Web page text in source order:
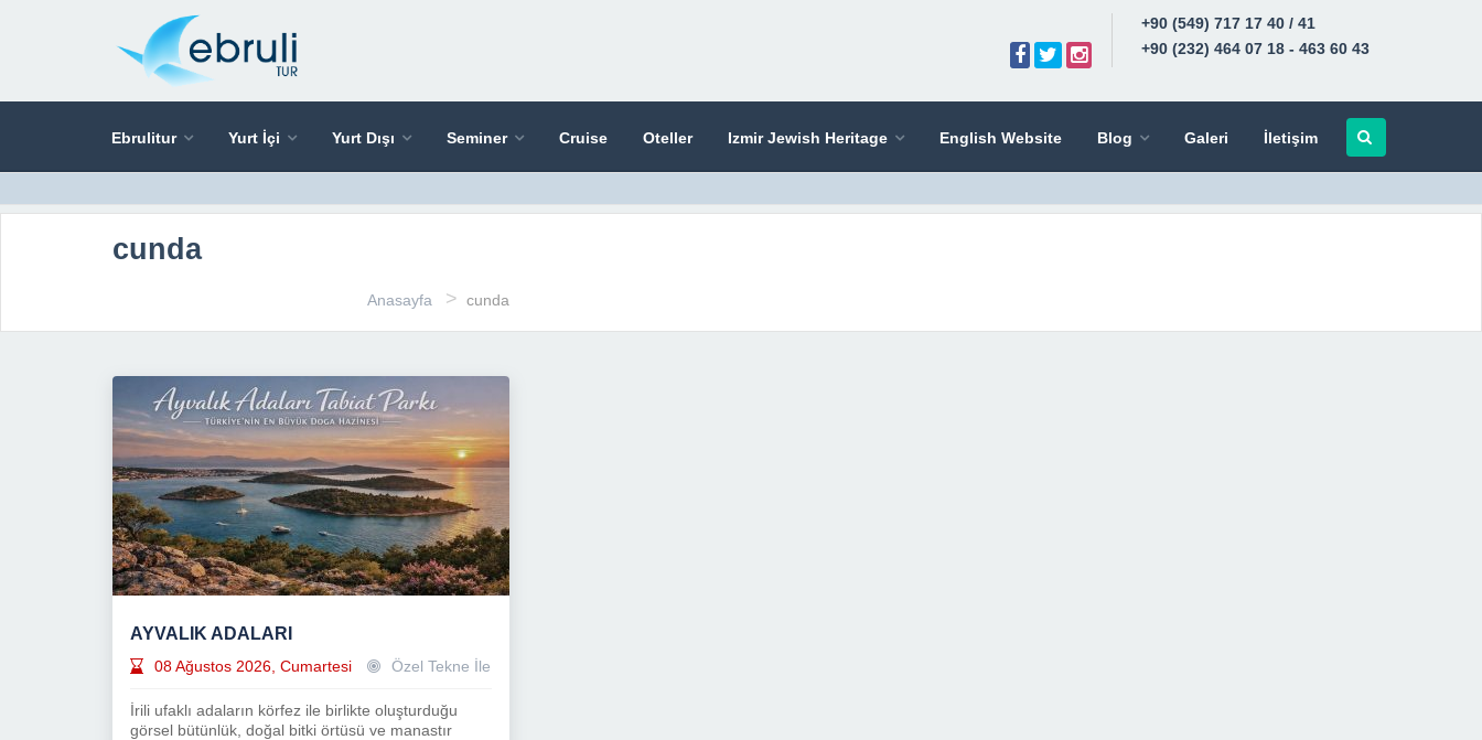
+90 (549) 717 17 40 / 41
+90 (232) 464 07 18 - 463 60 43
Ebrulitur Yurt İçi Yurt Dışı Seminer Cruise Oteller Izmir Jewish Heritage English Website Blog Galeri İletişim
cunda
Anasayfa > cunda
AYVALIK ADALARI
08 Ağustos 2026, Cumartesi Özel Tekne İle
İrili ufaklı adaların körfez ile birlikte oluşturduğu
görsel bütünlük, doğal bitki örtüsü ve manastır